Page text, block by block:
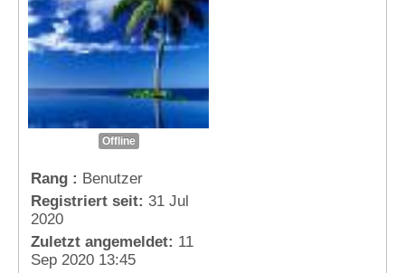
Offline
Rang : Benutzer
Registriert seit: 31 Jul
2020
Zuletzt angemeldet: 11
Sep 2020 13:45